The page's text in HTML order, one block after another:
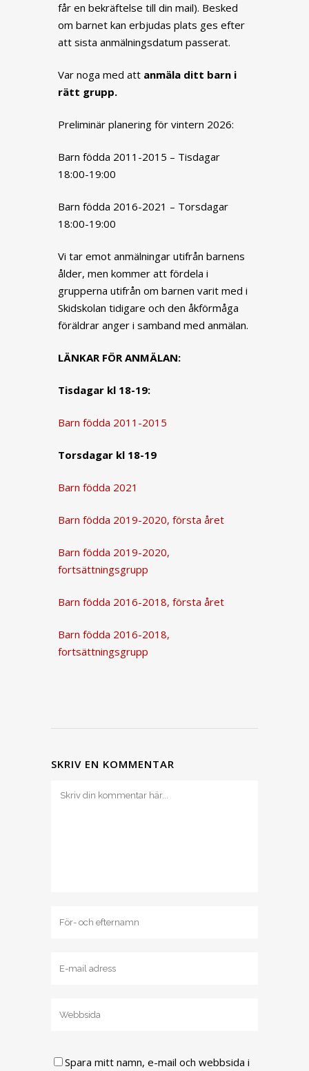
får en bekräftelse till din mail). Besked
om barnet kan erbjudas plats ges efter
att sista anmälningsdatum passerat.
Var noga med att anmäla ditt barn i
rätt grupp.
Preliminär planering för vintern 2026:
Barn födda 2011-2015 – Tisdagar
18:00-19:00
Barn födda 2016-2021 – Torsdagar
18:00-19:00
Vi tar emot anmälningar utifrån barnens
ålder, men kommer att fördela i
grupperna utifrån om barnen varit med i
Skidskolan tidigare och den åkförmåga
föräldrar anger i samband med anmälan.
LÄNKAR FÖR ANMÄLAN:
Tisdagar kl 18-19:
Barn födda 2011-2015
Torsdagar kl 18-19
Barn födda 2021
Barn födda 2019-2020, första året
Barn födda 2019-2020,
fortsättningsgrupp
Barn födda 2016-2018, första året
Barn födda 2016-2018,
fortsättningsgrupp
SKRIV EN KOMMENTAR
Spara mitt namn, e-mail och webbsida i